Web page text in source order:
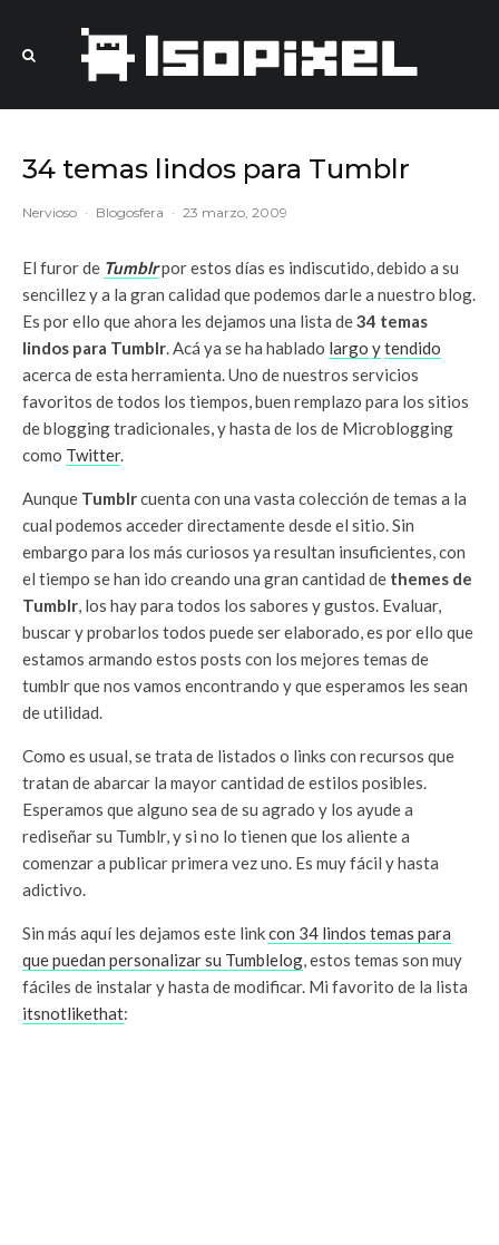
34 temas lindos para Tumblr
Nervioso · Blogosfera · 23 marzo, 2009
El furor de Tumblrpor estos días es indiscutido, debido a su
sencillez y a la gran calidad que podemos darle a nuestro blog.
Es por ello que ahora les dejamos una lista de34 temas
lindos para Tumblr. Acá ya se ha hablado largo ytendido
acerca de esta herramienta. Uno de nuestros servicios
favoritos de todos los tiempos, buen remplazo para los sitios
de blogging tradicionales, y hasta de los de Microblogging
como Twitter.
Aunque Tumblrcuenta con una vasta colección de temas a la
cual podemos acceder directamente desde el sitio. Sin
embargo para los más curiosos ya resultan insuficientes, con
el tiempo se han ido creando una gran cantidad de themes de
Tumblr, los hay para todos los sabores y gustos. Evaluar,
buscar y probarlos todos puede ser elaborado, es por ello que
estamos armando estos posts con los mejores temas de
tumblr que nos vamos encontrando y que esperamos les sean
de utilidad.
Como es usual, se trata de listados o links con recursos que
tratan de abarcar la mayor cantidad de estilos posibles.
Esperamos que alguno sea de su agrado y los ayude a
rediseñar su Tumblr, y si no lo tienen que los aliente a
comenzar a publicar primera vez uno. Es muy fácil y hasta
adictivo.
Sin más aquí les dejamos este linkcon 34 lindos temas para
que puedan personalizar su Tumblelog, estos temas son muy
fáciles de instalar y hasta de modificar. Mi favorito de la lista
itsnotlikethat: